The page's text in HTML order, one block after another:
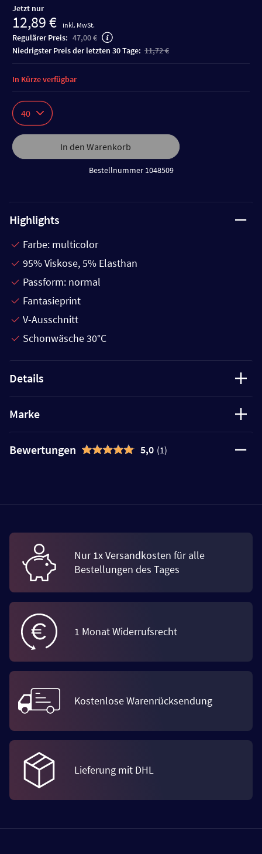
Jetzt nur
12,89 € inkl. MwSt.
Regulärer Preis: 47,00 €
niedrigster Preis der letzten 30 Tage: 11,72 €
40
In den Warenkorb
Bestellnummer 1048509
In Kürze verfügbar
Highlights
Farbe: multicolor
95% Viskose, 5% Elasthan
Passform: normal
Fantasieprint
V-Ausschnitt
Schonwäsche 30°C
Details
Marke
Bewertungen 5,0 (1)
Nur 1x Versandkosten für alle
Bestellungen des Tages
1 Monat Widerrufsrecht
Kostenlose Warenrücksendung
Lieferung mit DHL